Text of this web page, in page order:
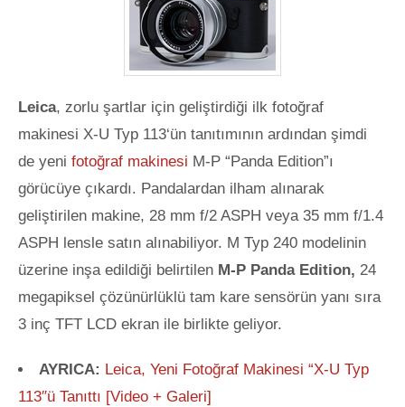
Leica, zorlu şartlar için geliştirdiği ilk fotoğraf
makinesi X-U Typ 113‘ün tanıtımının ardından şimdi
de yeni fotoğraf makinesi M-P “Panda Edition”ı
görücüye çıkardı. Pandalardan ilham alınarak
geliştirilen makine, 28 mm f/2 ASPH veya 35 mm f/1.4
ASPH lensle satın alınabiliyor. M Typ 240 modelinin
üzerine inşa edildiği belirtilen M-P Panda Edition, 24
megapiksel çözünürlüklü tam kare sensörün yanı sıra
3 inç TFT LCD ekran ile birlikte geliyor.
AYRICA: Leica, Yeni Fotoğraf Makinesi “X-U Typ
113″ü Tanıttı [Video + Galeri]